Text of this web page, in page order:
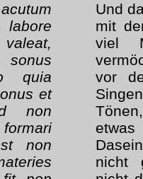
labore
quia
et
non
non
Und
mit
viel
vor
nicht